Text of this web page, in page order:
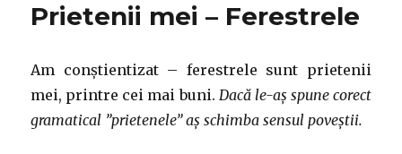
Prietenii mei – Ferestrele
Am conștientizat – ferestrele sunt prietenii
mei, printre cei mai buni. Dacă le-aș spune corect
gramatical ”prietenele” aș schimba sensul poveștii.